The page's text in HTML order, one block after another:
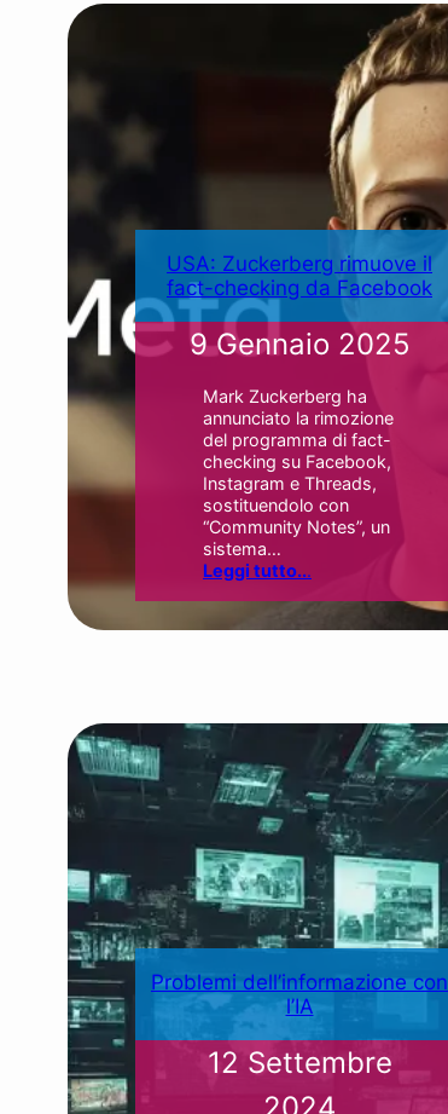
USA: Zuckerberg rimuove il
fact-checking da Facebook
9 Gennaio 2025
Mark Zuckerberg ha
annunciato la rimozione
del programma di fact-
checking su Facebook,
Instagram e Threads,
sostituendolo con
“Community Notes”, un
sistema…
Leggi tutto...
Problemi dell’informazione con
l’IA
12 Settembre